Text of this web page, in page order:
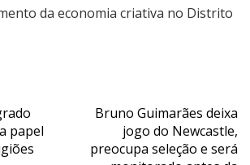
da economia criativa no Distrito
papel
Bruno Guimarães deixa
jogo do Newcastle,
preocupa seleção e será